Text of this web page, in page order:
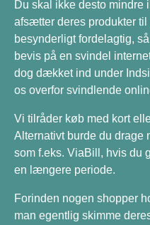
Du skal ikke desto mindre
afsætter deres produkter
besynderligt fordelagtig,
bevis på en svindel
dog dækket ind under
os overfor svindlende
Vi tilråder køb med kort
Alternativt burde du drage
som f.eks. ViaBill, hvis du
en længere periode.
Forinden nogen shopper
man egentlig skimme